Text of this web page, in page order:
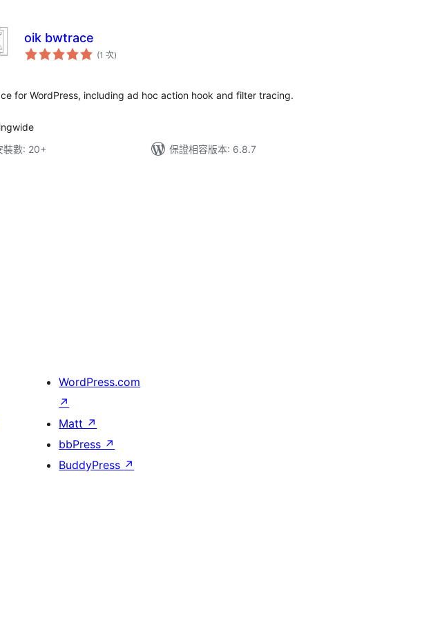
oik bwtrace
(1 次評
分)
for WordPress, including ad hoc action hook and filter tracing.
裝數: 20+
保證相容版本: 6.8.7
WordPress.com
↗
Matt ↗
bbPress ↗
BuddyPress ↗